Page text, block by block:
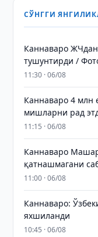
СЎНГГИ
Каннаваро
тушунтирди /
11:30 · 06/08
Каннаваро 4
мишларни рад
11:15 · 06/08
Каннаваро
қатнашмагани
11:00 · 06/08
Каннаваро:
яхшиланди
10:45 · 06/08